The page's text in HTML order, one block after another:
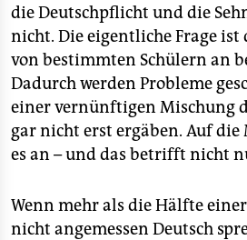
die Deutschpflicht und die
nicht. Die eigentliche Frage
von bestimmten Schülern an
Dadurch werden Probleme
einer vernünftigen Mischung
gar nicht erst ergäben. Auf
es an – und das betrifft nicht
Wenn mehr als die Hälfte
nicht angemessen Deutsch